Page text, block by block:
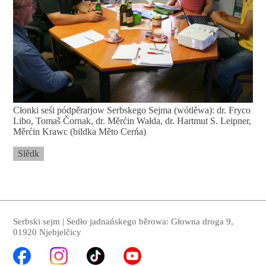
Cłonki seśi pódpěrarjow Serbskego Sejma (wótlěwa): dr. Fryco
Libo, Tomaš Čornak, dr. Měrćin Wałda, dr. Hartmut S. Leipner,
Měrćin Krawc (bildka Měto Cerńa)
Slědk
Serbski sejm | Sedło jadnańskego běrowa: Głowna droga 9,
01920 Njebjelčicy